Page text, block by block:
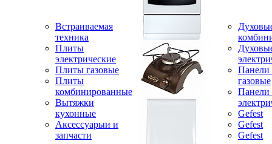
Встраиваемая
техника
Плиты
электрические
Плиты газовые
Плиты
комбинированные
Вытяжки
кухонные
Аксессуарыи и
запчасти
Панели
газовые
Панели
Gefest
Gefest
Gefest